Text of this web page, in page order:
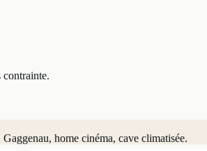
contrainte.
home cinéma, cave climatisée.